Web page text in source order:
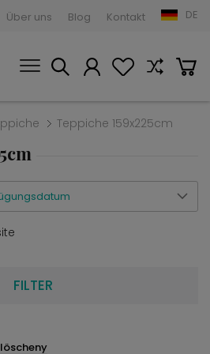
Über uns Blog Kontakt DE
Teppiche 159x225cm
FILTER